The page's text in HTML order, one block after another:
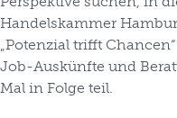
Handelskammer
„Potenzial trifft
Job-Auskünfte und
Mal in Folge teil.